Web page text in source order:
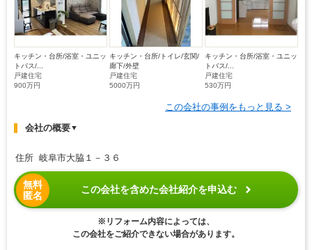
キッチン・台所/浴室・ユニッ
トバス/...
戸建住宅
900万円
キッチン・台所/トイレ/玄関/
廊下/外壁
戸建住宅
5000万円
キッチン・台所/浴室・ユニッ
トバス/...
戸建住宅
530万円
この会社の事例をもっと見る >
会社の概要▼
住所 岐阜市大脇１－３６
無料
匿名
この会社を含めた会社紹介を申込む
※リフォーム内容によっては、
この会社をご紹介できない場合があります。